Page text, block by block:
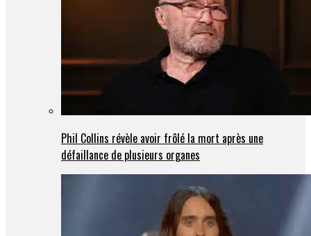
Phil Collins révèle avoir frôlé la mort après une
défaillance de plusieurs organes